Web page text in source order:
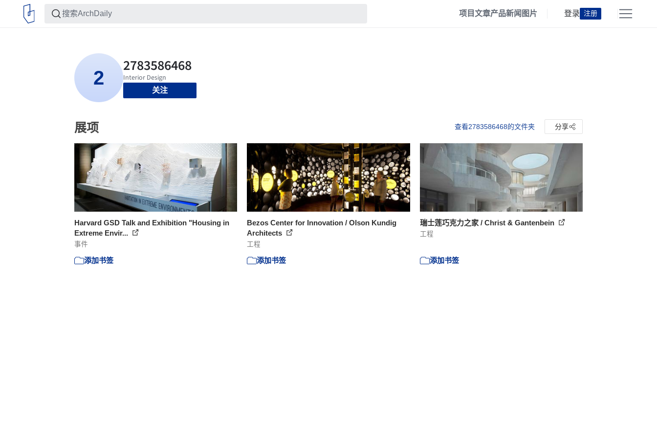
项目文章产品新闻 图片 登录 注册
关注
展项 查看2783586468的文件夹 分享
Harvard GSD Talk and Exhibition "Housing in
Extreme Envir...
事件
添加书签
Bezos Center for Innovation / Olson Kundig
Architects
工程
添加书签
瑞士莲巧克力之家 / Christ & Gantenbein
工程
添加书签